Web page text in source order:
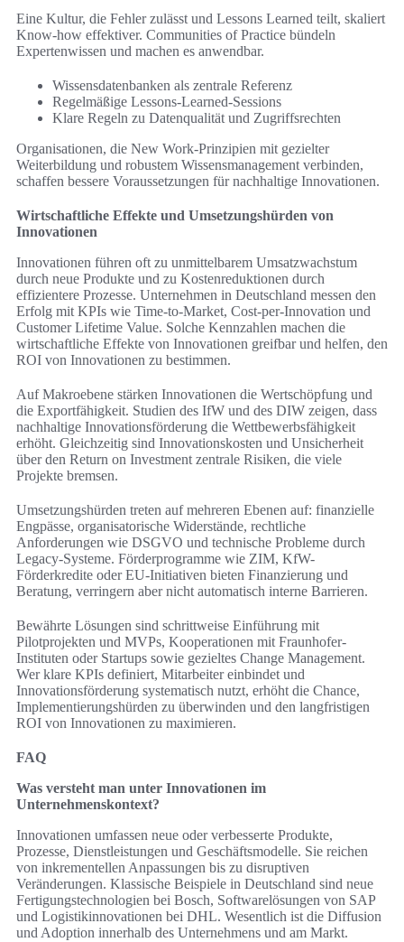
Eine Kultur, die Fehler zulässt und Lessons Learned teilt, skaliert
Know-how effektiver. Communities of Practice bündeln
Expertenwissen und machen es anwendbar.
Wissensdatenbanken als zentrale Referenz
Regelmäßige Lessons-Learned-Sessions
Klare Regeln zu Datenqualität und Zugriffsrechten
Organisationen, die New Work-Prinzipien mit gezielter
Weiterbildung und robustem Wissensmanagement verbinden,
schaffen bessere Voraussetzungen für nachhaltige Innovationen.
Wirtschaftliche Effekte und Umsetzungshürden von
Innovationen
Innovationen führen oft zu unmittelbarem Umsatzwachstum
durch neue Produkte und zu Kostenreduktionen durch
effizientere Prozesse. Unternehmen in Deutschland messen den
Erfolg mit KPIs wie Time-to-Market, Cost-per-Innovation und
Customer Lifetime Value. Solche Kennzahlen machen die
wirtschaftliche Effekte von Innovationen greifbar und helfen, den
ROI von Innovationen zu bestimmen.
Auf Makroebene stärken Innovationen die Wertschöpfung und
die Exportfähigkeit. Studien des IfW und des DIW zeigen, dass
nachhaltige Innovationsförderung die Wettbewerbsfähigkeit
erhöht. Gleichzeitig sind Innovationskosten und Unsicherheit
über den Return on Investment zentrale Risiken, die viele
Projekte bremsen.
Umsetzungshürden treten auf mehreren Ebenen auf: finanzielle
Engpässe, organisatorische Widerstände, rechtliche
Anforderungen wie DSGVO und technische Probleme durch
Legacy-Systeme. Förderprogramme wie ZIM, KfW-
Förderkredite oder EU-Initiativen bieten Finanzierung und
Beratung, verringern aber nicht automatisch interne Barrieren.
Bewährte Lösungen sind schrittweise Einführung mit
Pilotprojekten und MVPs, Kooperationen mit Fraunhofer-
Instituten oder Startups sowie gezieltes Change Management.
Wer klare KPIs definiert, Mitarbeiter einbindet und
Innovationsförderung systematisch nutzt, erhöht die Chance,
Implementierungshürden zu überwinden und den langfristigen
ROI von Innovationen zu maximieren.
FAQ
Was versteht man unter Innovationen im
Unternehmenskontext?
Innovationen umfassen neue oder verbesserte Produkte,
Prozesse, Dienstleistungen und Geschäftsmodelle. Sie reichen
von inkrementellen Anpassungen bis zu disruptiven
Veränderungen. Klassische Beispiele in Deutschland sind neue
Fertigungstechnologien bei Bosch, Softwarelösungen von SAP
und Logistikinnovationen bei DHL. Wesentlich ist die Diffusion
und Adoption innerhalb des Unternehmens und am Markt.